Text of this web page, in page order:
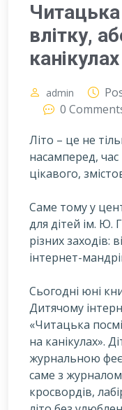
влітку,
канікулах
admin
0
Літо – це не
насамперед, час
цікавого,
Саме тому у
для дітей ім. Ю.
різних заходів:
інтернет-
Сьогодні юні
Дитячому
«Читацька
на канікулах».
журнальною
саме з
кросвордів,